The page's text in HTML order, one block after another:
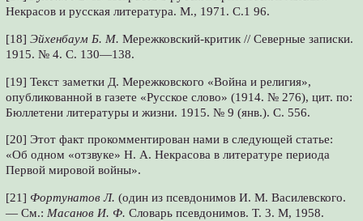
Некрасов и русская литература. М., 1971. С.1 96.
[18] Эйхенбаум Б. М. Мережковский-критик // Северные записки.
1915. № 4. С. 130—138.
[19] Текст заметки Д. Мережковского «Война и религия»,
опубликованной в газете «Русское слово» (1914. № 276), цит. по:
Бюллетени литературы и жизни. 1915. № 9 (янв.). С. 556.
[20] Этот факт прокомментирован нами в следующей статье:
«Об одном «отзвуке» Н. А. Некрасова в литературе периода
Первой мировой войны».
[21] Фортунатов Л. (один из псевдонимов И. М. Василевского.
— См.: Масанов И. Ф. Словарь псевдонимов. Т. 3. М, 1958.